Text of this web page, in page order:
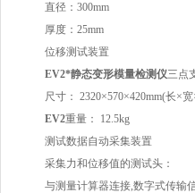
直径：300mm
厚度：25mm
位移测试装置
EV2*静态变形模量检测仪三点
尺寸： 2320×570×420mm(长×
EV2重量： 12.5kg
测试数据自动采集装置
采集力和位移值的测试头：
与测量计算器连接,数字式传输